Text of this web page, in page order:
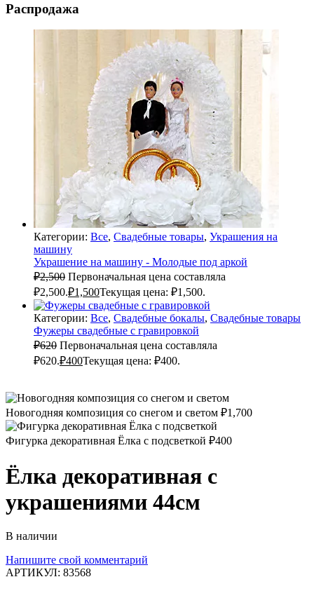
Распродажа
Категории: Все, Свадебные товары, Украшения на
машину
Украшение на машину - Молодые под аркой
₽2,500 Первоначальная цена составляла
₽2,500.₽1,500Текущая цена: ₽1,500.
Категории: Все, Свадебные бокалы, Свадебные товары
Фужеры свадебные с гравировкой
₽620 Первоначальная цена составляла
₽620.₽400Текущая цена: ₽400.
Новогодняя композиция со снегом и светом ₽1,700
Фигурка декоративная Ёлка с подсветкой ₽400
Ёлка декоративная с
украшениями 44см
В наличии
Напишите свой комментарий
АРТИКУЛ: 83568